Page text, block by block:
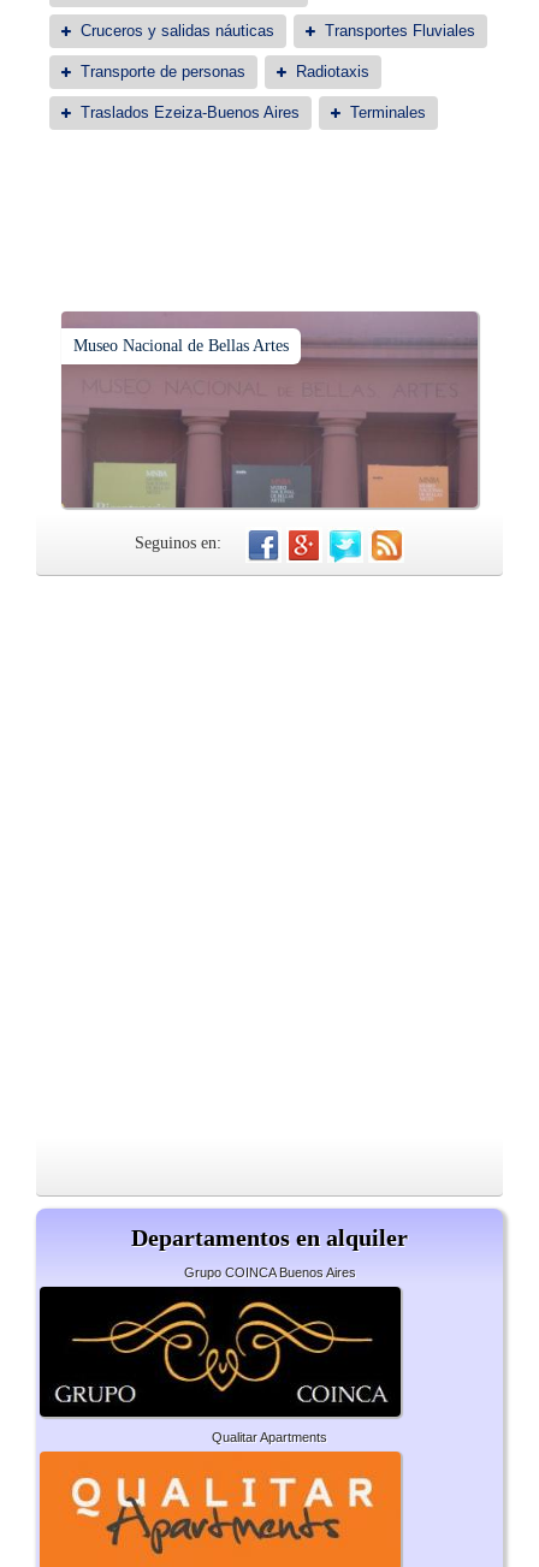
Cruceros y salidas náuticas Transportes Fluviales
Transporte de personas Radiotaxis
Traslados Ezeiza-Buenos Aires Terminales
Museo Nacional de Bellas Artes
Seguinos en:
Departamentos en alquiler
Grupo COINCA Buenos Aires
Qualitar Apartments